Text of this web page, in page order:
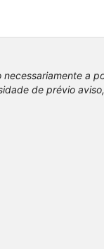
a
de prévio